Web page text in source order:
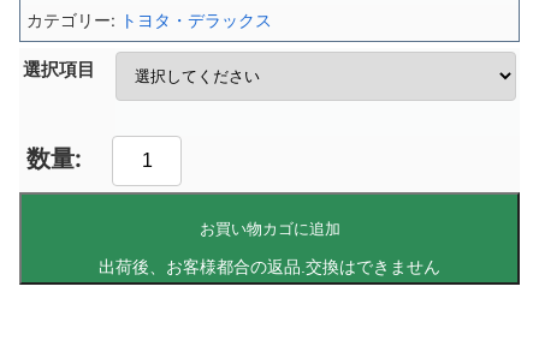
選択項目
お買い物カゴに追加
カテゴリー: トヨタ・デラックス